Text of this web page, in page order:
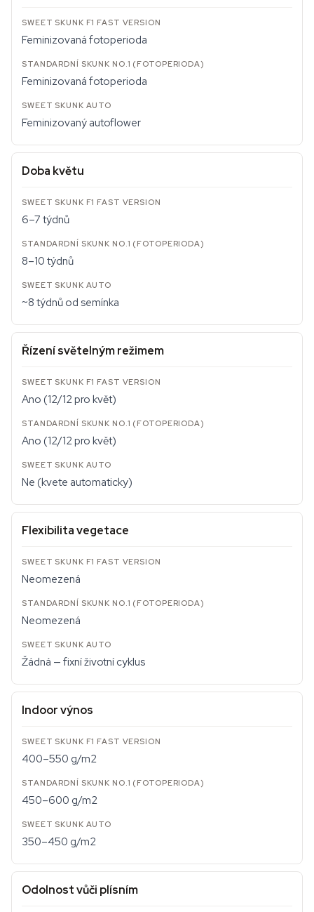
Feminizovaná fotoperioda
Feminizovaná fotoperioda
Feminizovaný autoflower
Doba květu
6–7 týdnů
8–10 týdnů
~8 týdnů od semínka
Řízení světelným režimem
Ano (12/12 pro květ)
Ano (12/12 pro květ)
Ne (kvete automaticky)
Flexibilita vegetace
Neomezená
Neomezená
Žádná — fixní životní cyklus
Indoor výnos
400–550 g/m2
450–600 g/m2
350–450 g/m2
Odolnost vůči plísním